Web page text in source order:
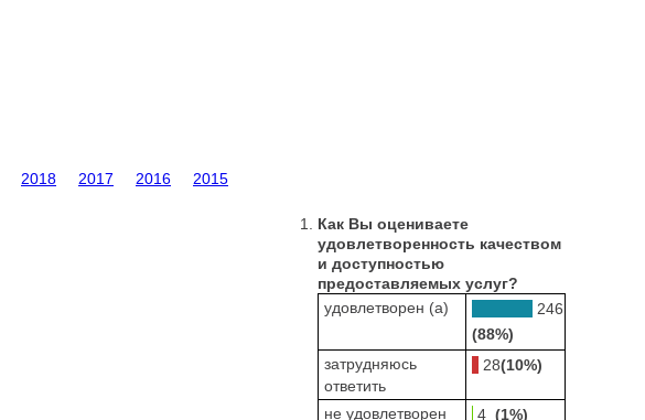
2018 2017 2016 2015
Как Вы оцениваете
удовлетворенность качеством
и доступностью
предоставляемых услуг?
удовлетворен (а)
246
(88%)
затрудняюсь
ответить
28(10%)
не удовлетворен
4 (1%)